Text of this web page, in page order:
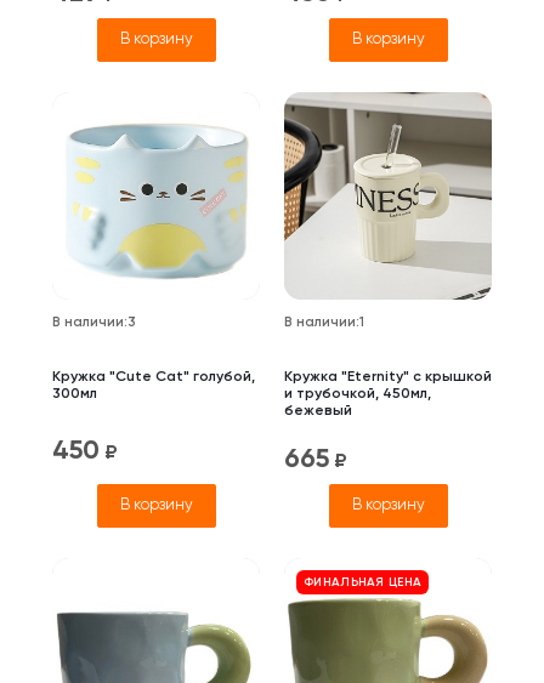
В корзину В корзину
В наличии:3
Кружка "Cute Cat" голубой,
300мл
450 ₽
В корзину
В наличии:1
Кружка "Eternity" с крышкой
и трубочкой, 450мл,
бежевый
665 ₽
В корзину
ФИНАЛЬНАЯ ЦЕНА